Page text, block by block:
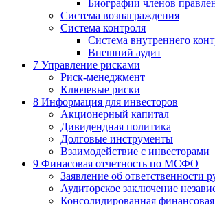
Биографии членов
Система вознаграждения
Система контроля
Система внутреннего
Внешний аудит
7 Управление рисками
Риск-менеджмент
Ключевые риски
8 Информация для инвесторов
Акционерный капитал
Дивидендная политика
Долговые инструменты
Взаимодействие с инвеcторами
9 Финасовая отчетность по МСФО
Заявление об ответственности
Аудиторское заключение
Консолидированная финансовая